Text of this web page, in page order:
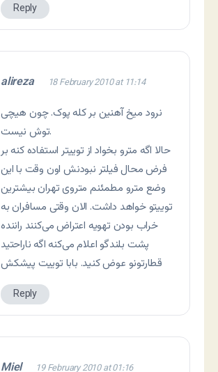
Reply
alireza 18 February 2010 at 11:14
نرود میخ آهنین بر کله پوک. چون هیچی
توش نیست.
حالا اگه مترو بخواد از توییتر استفاده کنه بر
فرض محال فیلتر نبودنش اون وقت با این
وضع مترو مطمئنم متروی تهران بیشترین
توییتو خواهد داشت. الان وقتی مسافران به
خراب بودن تهویه اعتراض می‌کنند راننده
پشت بلندگو اعلام می‌کنه اگه ناراحتید
قطارتونو عوض کنید. بابا توییت پیشکش
Reply
Miel 19 February 2010 at 01:16